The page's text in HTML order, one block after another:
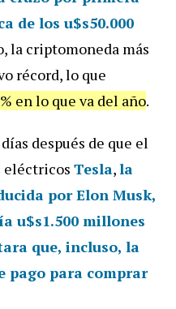
de los u$s50.000
la criptomoneda más
récord, lo que
en lo que va del año.
después de que el
eléctricos Tesla,la
por Elon Musk,
u$s1.500 millones
que, incluso, la
pago para comprar